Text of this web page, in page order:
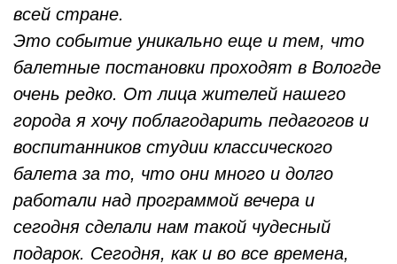
всей стране.
Это событие уникально еще и тем, что
балетные постановки проходят в Вологде
очень редко. От лица жителей нашего
города я хочу поблагодарить педагогов и
воспитанников студии классического
балета за то, что они много и долго
работали над программой вечера и
сегодня сделали нам такой чудесный
подарок. Сегодня, как и во все времена,